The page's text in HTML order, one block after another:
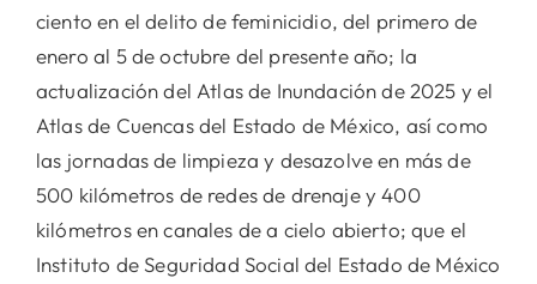
ciento en el delito de feminicidio, del primero de
enero al 5 de octubre del presente año; la
actualización del Atlas de Inundación de 2025 y el
Atlas de Cuencas del Estado de México, así como
las jornadas de limpieza y desazolve en más de
500 kilómetros de redes de drenaje y 400
kilómetros en canales de a cielo abierto; que el
Instituto de Seguridad Social del Estado de México